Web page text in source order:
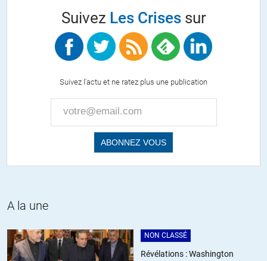
Suivez Les Crisessur
Suivez l'actu et ne ratez plus une publication
A la une
NON CLASSÉ
Révélations : Washington